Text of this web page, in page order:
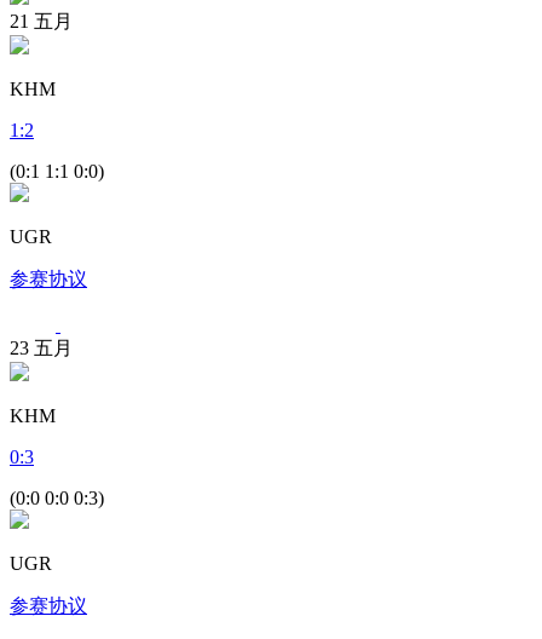
21 五月
KHM
1 :2
(0:1 1:1 0:0)
UGR
参赛协议
23 五月
KHM
0:3
(0:0 0:0 0:3)
UGR
参赛协议